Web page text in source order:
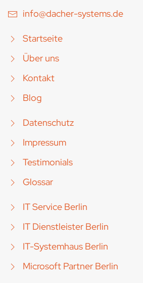
info@dacher-systems.de
Startseite
Über uns
Kontakt
Blog
Datenschutz
Impressum
Testimonials
Glossar
IT Service Berlin
IT Dienstleister Berlin
IT-Systemhaus Berlin
Microsoft Partner Berlin